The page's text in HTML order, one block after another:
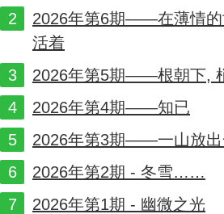
2026年第6期——在薄情的
活着
2026年第5期——根朝下,
2026年第4期——知已
2026年第3期——一山放出
2026年第2期 - 冬雪……
2026年第1期 - 幽微之光